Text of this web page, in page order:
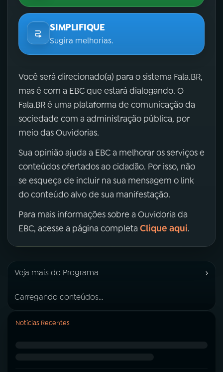
SIMPLIFIQUE
Sugira melhorias.
Você será direcionado(a) para o sistema Fala.BR,
mas é com a EBC que estará dialogando. O
Fala.BR é uma plataforma de comunicação da
sociedade com a administração pública, por
meio das Ouvidorias.
Sua opinião ajuda a EBC a melhorar os serviços e
conteúdos ofertados ao cidadão. Por isso, não
se esqueça de incluir na sua mensagem o link
do conteúdo alvo de sua manifestação.
Para mais informações sobre a Ouvidoria da
EBC, acesse a página completa Clique aqui.
Veja mais do Programa ›
Carregando conteúdos...
Notícias Recentes